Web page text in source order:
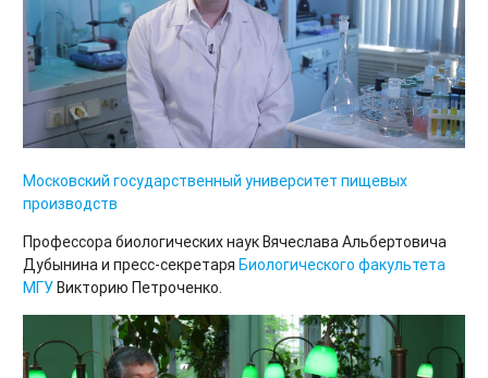
Московский государственный университет пищевых
производств
Профессора биологических наук Вячеслава Альбертовича
Дубынина и пресс-секретаря Биологического факультета
МГУ Викторию Петроченко.